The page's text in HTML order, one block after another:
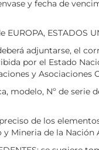
y fecha de
ESTADOS
adjuntarse, el
por el Estado
y Asociaciones
modelo, Nº de
de los
Mineria de la Nación